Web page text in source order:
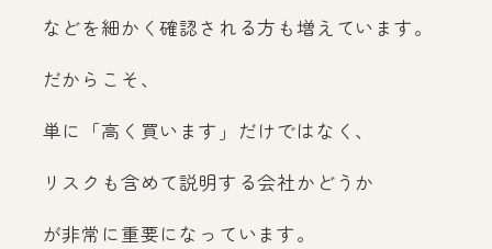
などを細かく確認される方も増えています。
だからこそ、
単に「高く買います」だけではなく、
リスクも含めて説明する会社かどうか
が非常に重要になっています。